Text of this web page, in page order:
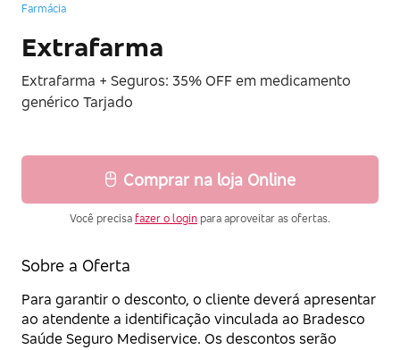
Farmácia
Extrafarma
Extrafarma + Seguros: 35% OFF em medicamento
genérico Tarjado
Comprar na loja Online
Você precisa fazer o login para aproveitar as ofertas.
Sobre a Oferta
Para garantir o desconto, o cliente deverá apresentar
ao atendente a identificação vinculada ao Bradesco
Saúde Seguro Mediservice. Os descontos serão